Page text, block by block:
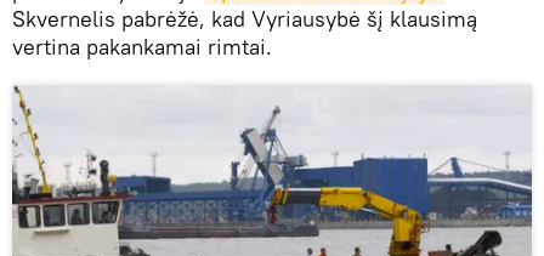
Skvernelis pabrėžė, kad Vyriausybė šį klausimą
vertina pakankamai rimtai.